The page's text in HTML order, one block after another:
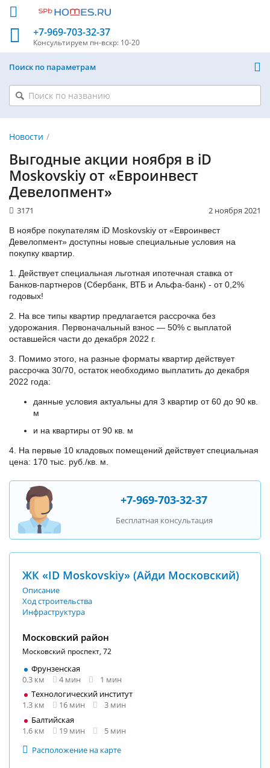
+7-969-703-32-37
Консультируем пн-вскр: 10-20
Поиск по параметрам
Новости
Выгодные акции ноября в iD
Moskovskiy от «Евроинвест
Девелопмент»
2 ноября 2021
3171
В ноябре покупателям iD Moskovskiy от «Евроинвест
Девелопмент» доступны новые специальные условия на
покупку квартир.
1. Действует специальная льготная ипотечная ставка от
Банков-партнеров (Сбербанк, ВТБ и Альфа-банк) - от 0,2%
годовых!
2. На все типы квартир предлагается рассрочка без
удорожания. Первоначальный взнос — 50% с выплатой
оставшейся части до декабря 2022 г.
3. Помимо этого, на разные форматы квартир действует
рассрочка 30/70, остаток необходимо выплатить до декабря
2022 года:
данные условия актуальны для 3 квартир от 60 до 90 кв.
м
и на квартиры от 90 кв. м
4. На первые 10 кладовых помещений действует специальная
цена: 170 тыс. руб./кв. м.
+7-969-703-32-37
Бесплатная консультация
ЖК «ID Moskovskiy» (Айди Московский)
Описание
Ход строительства
Инфраструктура
Московский район
Московский проспект, 72
Фрунзенская
0.3 км
4 мин
1 мин
Технологический институт
1.3 км
16 мин
3 мин
Балтийская
1.6 км
19 мин
5 мин
Расположение на карте